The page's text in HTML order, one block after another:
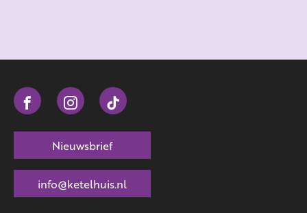
Nieuwsbrief
info@ketelhuis.nl